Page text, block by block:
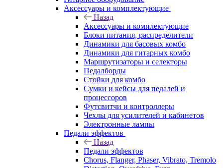
Аксессуары и комплектующие
Назад
Аксессуары и комплектующие
Блоки питания, распределители
Динамики для басовых комбо
Динамики для гитарных комбо
Маршрутизаторы и селекторы
Педалборды
Стойки для комбо
Сумки и кейсы для педалей и
процессоров
Футсвитчи и контроллеры
Чехлы для усилителей и кабинетов
Электронные лампы
Педали эффектов
Назад
Педали эффектов
Chorus, Flanger, Phaser, Vibrato, Tremolo